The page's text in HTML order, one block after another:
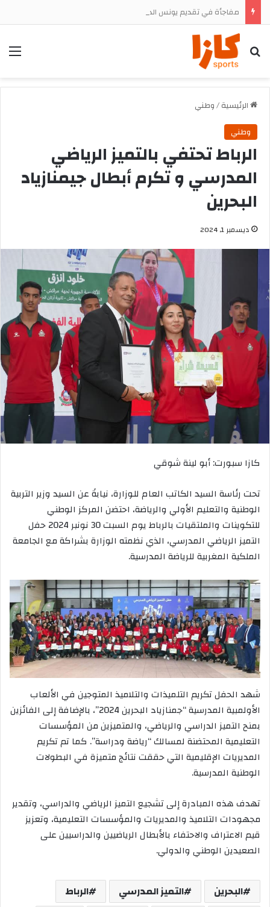
بحث
الرئيسية/وطني
وطني
الرباط تحتفي بالتميز الرياضي
المدرسي و تكرم أبطال جيمنازياد
البحرين
ديسمبر 1, 2024
كازا سبورت: أبو لينة شوقي
تحت رئاسة السيد الكاتب العام للوزارة، نيابةً عن السيد وزير التربية
الوطنية والتعليم الأولي والرياضة، احتضن المركز الوطني
للتكوينات والملتقيات بالرباط يوم السبت 30 نونبر 2024 حفل
التميز الرياضي المدرسي، الذي نظمته الوزارة بشراكة مع الجامعة
الملكية المغربية للرياضة المدرسية.
شهد الحفل تكريم التلميذات والتلاميذ المتوجين في الألعاب
الأولمبية المدرسية “جمنازياد البحرين 2024”، بالإضافة إلى الفائزين
بمنح التميز الدراسي والرياضي، والمتميزين من المؤسسات
التعليمية المحتضنة لمسالك “رياضة ودراسة”. كما تم تكريم
المديريات الإقليمية التي حققت نتائج متميزة في البطولات
الوطنية المدرسية.
تهدف هذه المبادرة إلى تشجيع التميز الرياضي والدراسي، وتقدير
مجهودات التلاميذ والمديريات والمؤسسات التعليمية، وتعزيز
قيم الاعتراف والاحتفاء بالأبطال الرياضيين والدراسيين على
الصعيدين الوطني والدولي.
البحرين التميز المدرسي
الرباط